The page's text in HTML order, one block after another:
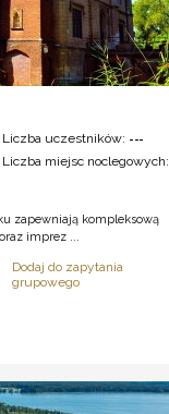
Liczba uczestników: ---
Liczba miejsc noclegowych:
zapewniają kompleksową
imprez ...